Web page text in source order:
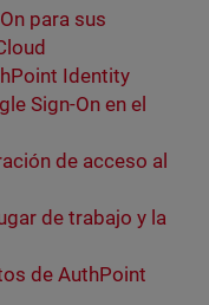
para sus
Identity
Sign-On en el
de acceso al
de trabajo y la
de AuthPoint